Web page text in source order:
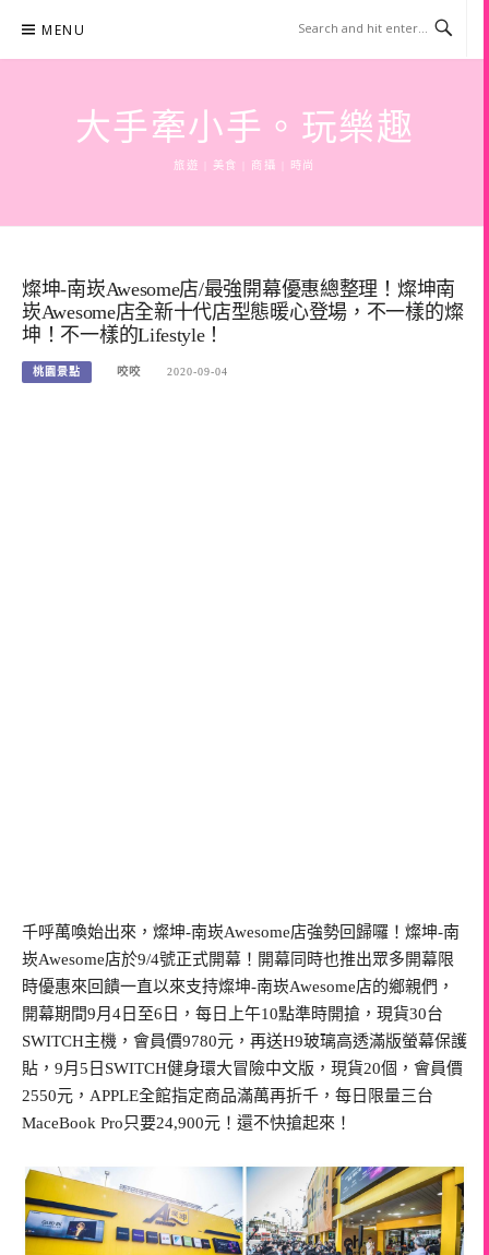
content
MENU
大手牽小手。玩樂趣
旅遊 | 美食 | 商攝 | 時尚
燦坤-南崁Awesome店/最強開幕優惠總整理！燦坤南
崁Awesome店全新十代店型態暖心登場，不一樣的燦
坤！不一樣的Lifestyle！
桃園景點 咬咬 2020-09-04
千呼萬喚始出來，燦坤-南崁Awesome店強勢回歸囉！燦坤-南
崁Awesome店於9/4號正式開幕！開幕同時也推出眾多開幕限
時優惠來回饋一直以來支持燦坤-南崁Awesome店的鄉親們，
開幕期間9月4日至6日，每日上午10點準時開搶，現貨30台
SWITCH主機，會員價9780元，再送H9玻璃高透滿版螢幕保護
貼，9月5日SWITCH健身環大冒險中文版，現貨20個，會員價
2550元，APPLE全館指定商品滿萬再折千，每日限量三台
MaceBook Pro只要24,900元！還不快搶起來！